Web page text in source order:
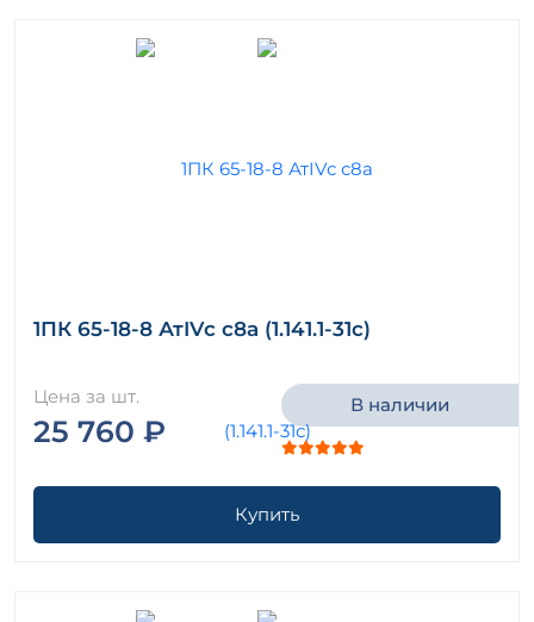
1ПК 65-18-8 АтIVс с8а (1.141.1-31с)
Цена за шт.
25 760 ₽
В наличии
Купить